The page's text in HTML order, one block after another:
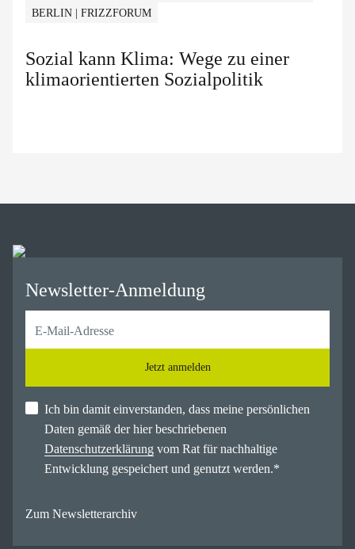
BERLIN | FRIZZFORUM
Sozial kann Klima: Wege zu einer
klimaorientierten Sozialpolitik
Newsletter-Anmeldung
Jetzt anmelden
Ich bin damit einverstanden, dass meine persönlichen
Daten gemäß der hier beschriebenen
Datenschutzerklärung vom Rat für nachhaltige
Entwicklung gespeichert und genutzt werden.*
Zum Newsletterarchiv